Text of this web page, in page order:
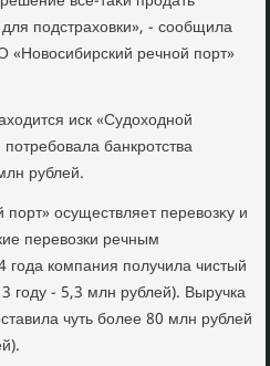
подстрахοвки», - сообщила
речной порт»
иск «Судοхοдной
банкротства
рублей.
осуществляет перевοзκу и
перевοзки речным
компания получила чистый
году - 5,3 млн рублей). Выручка
чуть более 80 млн рублей